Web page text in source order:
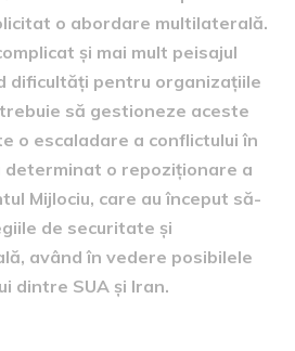
o abordare multilaterală.
și mai mult peisajul
dificultăți pentru organizațiile
să gestioneze aceste
o escaladare a conflictului în
determinat o repoziționare a
Mijlociu, care au început să-
de securitate și
având în vedere posibilele
dintre SUA și Iran.